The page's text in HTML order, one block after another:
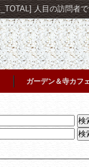
人目の訪問者
ガーデン＆寺カフ